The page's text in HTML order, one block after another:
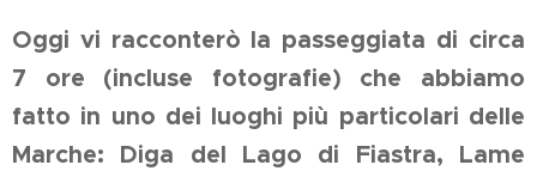
Oggi vi racconterò la passeggiata di circa
7 ore (incluse fotografie) che abbiamo
fatto in uno dei luoghi più particolari delle
Marche: Diga del Lago di Fiastra, Lame